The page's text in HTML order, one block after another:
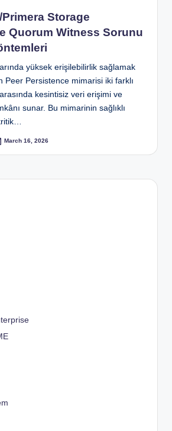
Primera Storage
Quorum Witness Sorunu
yüksek erişilebilirlik sağlamak
Peer Persistence mimarisi iki farklı
kesintisiz veri erişimi ve
sunar. Bu mimarinin sağlıklı
March 16, 2026